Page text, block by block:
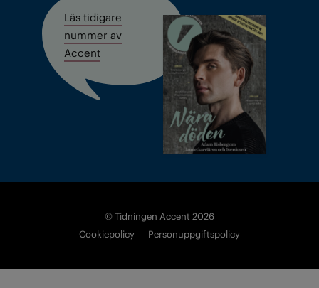
Läs tidigare
nummer av
Accent
© Tidningen Accent 2026
Cookiepolicy
Personuppgiftspolicy